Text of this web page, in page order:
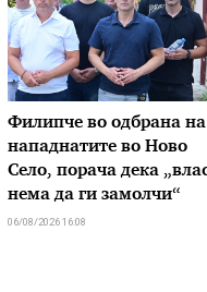
Филипче во одбрана на
нападнатите во Ново
Село, порача дека
нема да ги замолчи“
06/08/2026 16:08